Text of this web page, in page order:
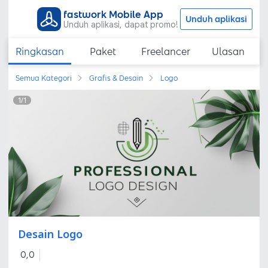
fastwork Mobile App
Unduh aplikasi, dapat promo! Unduh aplikasi
Ringkasan Paket Freelancer Ulasan
Semua Kategori Grafis & Desain Logo
1/1
Desain Logo
0,0